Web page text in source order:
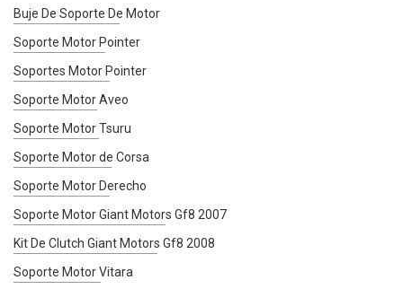
Buje De Soporte De Motor
Soporte Motor Pointer
Soportes Motor Pointer
Soporte Motor Aveo
Soporte Motor Tsuru
Soporte Motor de Corsa
Soporte Motor Derecho
Soporte Motor Giant Motors Gf8 2007
Kit De Clutch Giant Motors Gf8 2008
Soporte Motor Vitara